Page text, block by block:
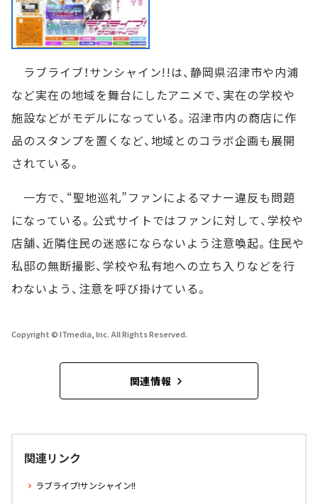
ラブライブ！サンシャイン!!は、静岡県沼津市や内浦
など実在の地域を舞台にしたアニメで、実在の学校や
施設などがモデルになっている。沼津市内の商店に作
品のスタンプを置くなど、地域とのコラボ企画も展開
されている。
一方で、“聖地巡礼”ファンによるマナー違反も問題
になっている。公式サイトではファンに対して、学校や
店舗、近隣住民の迷惑にならないよう注意喚起。住民や
私邸の無断撮影、学校や私有地への立ち入りなどを行
わないよう、注意を呼び掛けている。
Copyright © ITmedia, Inc. All Rights Reserved.
関連情報
関連リンク
ラブライブ!サンシャイン!!